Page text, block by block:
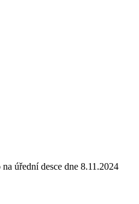
Chotěboře
dne 8.11.2024